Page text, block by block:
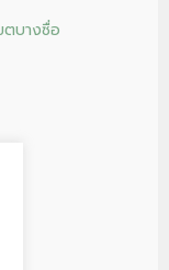
ตบางซื่อ